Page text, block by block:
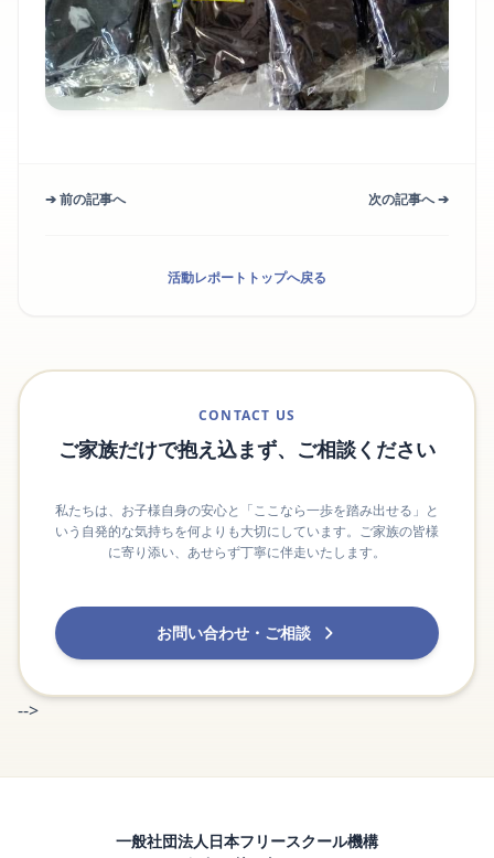
➔ 前の記事へ 次の記事へ ➔
活動レポートトップへ戻る
CONTACT US
ご家族だけで抱え込まず、ご相談ください
私たちは、お子様自身の安心と「ここなら一歩を踏み出せる」と
いう自発的な気持ちを何よりも大切にしています。ご家族の皆様
に寄り添い、あせらず丁寧に伴走いたします。
お問い合わせ・ご相談
-->
一般社団法人日本フリースクール機構